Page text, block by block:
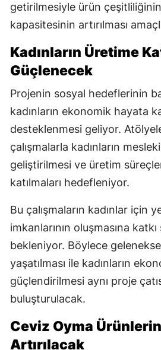
getirilmesiyle ürün
kapasitesinin artırılması
Kadınların Üretime
Güçlenecek
Projenin sosyal hedeflerinin
kadınların ekonomik hayata
desteklenmesi geliyor.
çalışmalarla kadınların
geliştirilmesi ve üretim
katılmaları hedefleniyor.
Bu çalışmaların kadınlar için
imkanlarının oluşmasına katkı
bekleniyor. Böylece
yaşatılması ile kadınların
güçlendirilmesi aynı proje
buluşturulacak.
Ceviz Oyma
Artırılacak